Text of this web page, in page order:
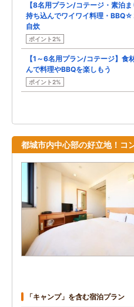
【8名用プラン/コテージ・素泊
持ち込んでワイワイ料理・
自炊
ポイント2%
【1～6名用プラン/コテージ】食
んで料理やBBQを楽しもう
ポイント2%
都城市内中心部の好立地！コ
「キャンプ」を含む宿泊プラン